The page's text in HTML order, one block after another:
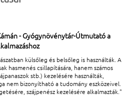
- Gyógynövénytár-Útmutató a
külsőleg és belsőleg is használták. A
hasmenés csillapítására, hanem számos
stb.) kezelésére használták,
nem bizonyítható a tudomány eszközeivel.
szájpenész kezelésére alkalmazták."